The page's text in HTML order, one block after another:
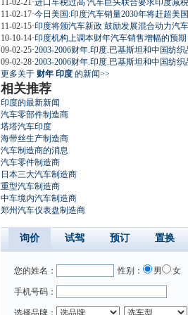
11-02-17·今日美国:印度汽车销量2030年将赶超美国
11-02-15·印度将颁汽车新政 鼓励发展混合动力汽车
10-10-14·印度机构上调本财年汽车销售增幅的预期
09-02-25·2003-2006财年.印度.巴基斯坦和中国纺
09-02-28·2003-2006财年.印度.巴基斯坦和中国纺
更多关于 财年 印度 的新闻>>
相关推荐
印度的最新新闻
汽车零部件制造商
塔塔汽车印度
海带丝生产制造商
汽车制造商的消息
汽车零件制造商
日本三大汽车制造商
重型汽车制造商
中车境内汽车制造商
郑州汽车仪表盘制造商
询价 试驾 预订 置换
您的姓名： 性别： 男 女
手机号码：
选择品牌：